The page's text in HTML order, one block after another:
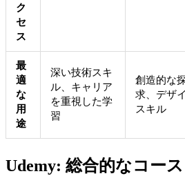
ク
セ
ス
最
適
な
用
途
深い技術スキ
ル、キャリア
を重視した学
習
創造的な
求、デザ
スキル
Udemy: 総合的なコー